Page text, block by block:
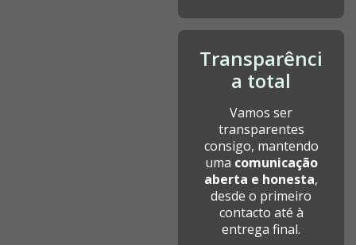
Transparênci
a total
Vamos ser
transparentes
consigo, mantendo
uma comunicação
aberta e honesta,
desde o primeiro
contacto até à
entrega final.